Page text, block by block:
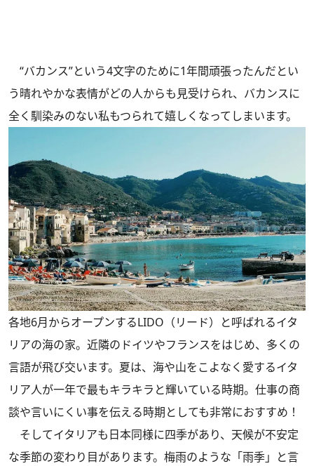
“バカンス”という4文字のために1年間頑張ったんだとい
う晴れやかな表情がどの人からも見受けられ、バカンスに
全く馴染みのない私もつられて嬉しくなってしまいます。
各地6月からオープンするLIDO（リード）と呼ばれるイタ
リアの海の家。近隣のドイツやフランスをはじめ、多くの
言語が飛び交います。夏は、海や山をこよなく愛するイタ
リア人が一年で最もキラキラと輝いている時期。仕事の商
談や言いにくい事を伝える時期としても非常におすすめ！
そしてイタリアも日本同様に四季があり、天候が不安定
な季節の変わり目があります。梅雨のような「雨季」と言